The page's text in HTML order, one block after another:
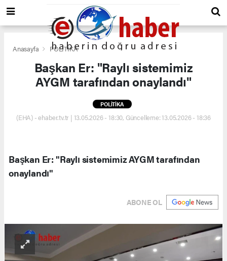
Anasayfa POLİTİKA
Başkan Er: "Raylı sistemimiz
AYGM tarafından onaylandı"
POLİTİKA
(EHA) - ehaber.tv.tr | 13.05.2026 - 18:30, Güncelleme: 13.05.2026 - 18:36
Başkan Er: "Raylı sistemimiz AYGM tarafından
onaylandı"
ABONE OL